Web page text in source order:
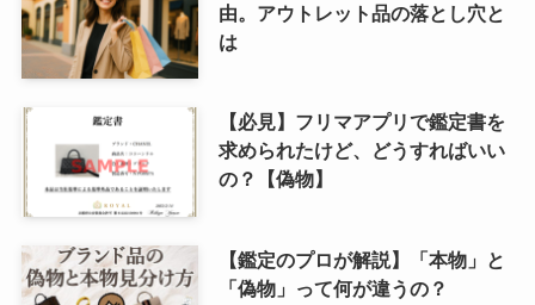
由。アウトレット品の落とし穴と
は
【必見】フリマアプリで鑑定書を
求められたけど、どうすればいい
の？【偽物】
【鑑定のプロが解説】「本物」と
「偽物」って何が違うの？